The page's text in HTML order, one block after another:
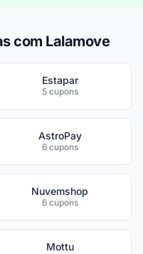
com Lalamove
Estapar
5 cupons
AstroPay
6 cupons
Nuvemshop
6 cupons
Mottu